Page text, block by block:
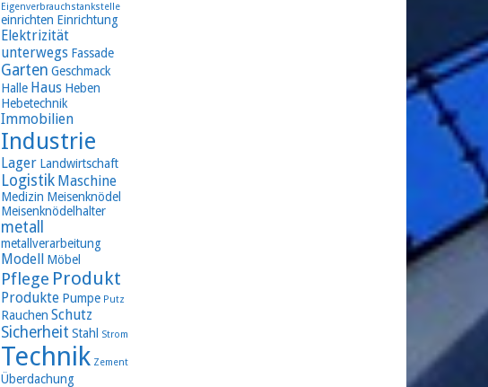
Eigenverbrauchstankstelle
einrichten Einrichtung
Elektrizität
unterwegs Fassade
Garten Geschmack
Halle Haus Heben
Hebetechnik
Immobilien
Industrie
Lager Landwirtschaft
Logistik Maschine
Medizin Meisenknödel
Meisenknödelhalter
metall
metallverarbeitung
Modell Möbel
Pflege Produkt
Produkte Pumpe Putz
Rauchen Schutz
Sicherheit Stahl Strom
Technik Zement
Überdachung